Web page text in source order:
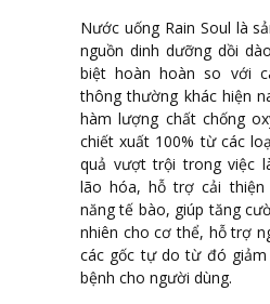
Nước uống Rain Soul là
nguồn dinh dưỡng dồi
biệt hoàn hoàn so với
thông thường khác hiện
hàm lượng chất chống
chiết xuất 100% từ các
quả vượt trội trong việc
lão hóa, hỗ trợ cải thiện
năng tế bào, giúp tăng
nhiên cho cơ thể, hỗ trợ
các gốc tự do từ đó
bệnh cho người dùng.